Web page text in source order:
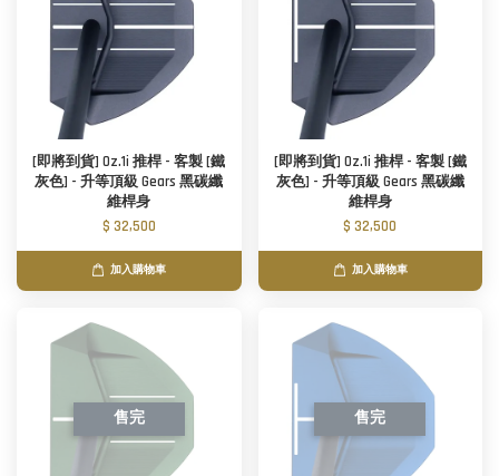
[即將到貨] Oz.1i 推桿 - 客製 [鐵
灰色] - 升等頂級 Gears 黑碳纖
維桿身
$ 32,500
加入購物車
[即將到貨] Oz.1i 推桿 - 客製 [鐵
灰色] - 升等頂級 Gears 黑碳纖
維桿身
$ 32,500
加入購物車
售完 售完